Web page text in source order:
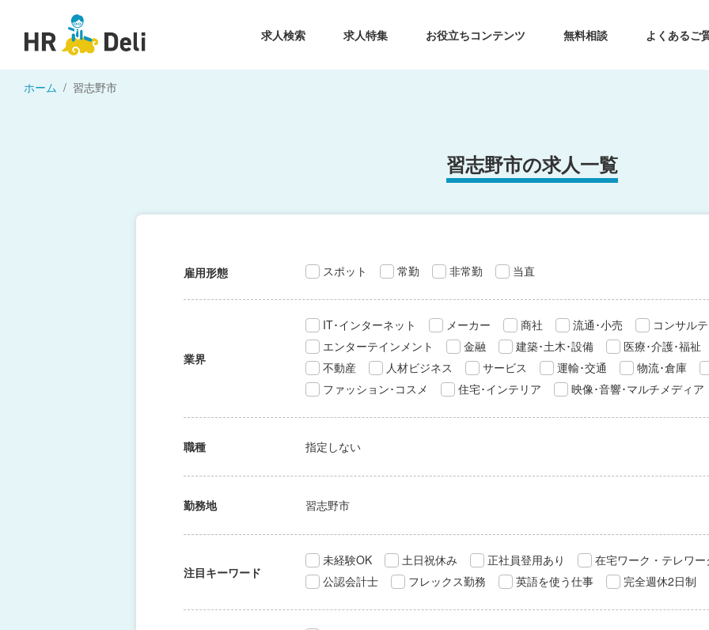
求人検索 求人特集 お役立ちコンテンツ 無料相談 よくあるご
ホーム 習志野市
習志野市の求人一覧
雇用形態 スポット 常勤 非常勤 当直
業界
IT･インターネット メーカー 商社 流通･小売
コンサル
エンターテインメント
金融 建築･土木･設備
医療･介護･福祉
不動産
人材ビジネス サービス 運輸･交通
物流･倉庫
ファッション･コスメ
住宅･インテリア 映像･音響･マルチメディア
職種 指定しない
勤務地 習志野市
注目キーワード
未経験OK 土日祝休み 正社員登用あり
在宅ワーク・テレワー
公認会計士
フレックス勤務 英語を使う仕事 完全週休2日制